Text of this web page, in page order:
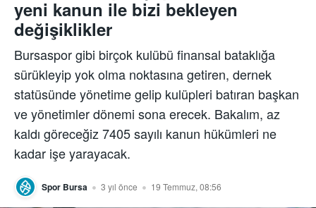
yeni kanun ile bizi bekleyen
değişiklikler
Bursaspor gibi birçok kulübü finansal bataklığa
sürükleyip yok olma noktasına getiren, dernek
statüsünde yönetime gelip kulüpleri batıran başkan
ve yönetimler dönemi sona erecek. Bakalım, az
kaldı göreceğiz 7405 sayılı kanun hükümleri ne
kadar işe yarayacak.
Spor Bursa 3 yıl önce 19 Temmuz, 08:56